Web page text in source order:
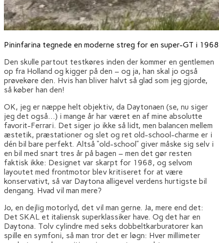
Pininfarina tegnede en moderne streg for en super-GT i
Den skulle partout testkøres inden der kommer en gentlemen
op fra Holland og kigger på den – og ja, han skal jo også
prøvekøre den. Hvis han bliver halvt så glad som jeg gjorde,
så køber han den!
OK, jeg er næppe helt objektiv, da Daytonaen (se, nu siger
jeg det også…) i mange år har været en af mine absolutte
favorit-Ferrari. Det siger jo ikke så lidt, men balancen mellem
æstetik, præstationer og slet og ret old-school-charme er i
dén bil bare perfekt. Altså “old-school” giver måske sig selv i
en bil med snart tres år på bagen – men det gør resten
faktisk ikke: Designet var skarpt for 1968, og selvom
layoutet med frontmotor blev kritiseret for at være
konservativt, så var Daytona alligevel verdens hurtigste bil
dengang. Hvad vil man mere?
Jo, en dejlig motorlyd, det vil man gerne. Ja, mere end det:
Det SKAL et italiensk superklassiker have. Og det har en
Daytona. Tolv cylindre med seks dobbeltkarburatorer kan
spille en symfoni, så man tror det er løgn: Hver millimeter